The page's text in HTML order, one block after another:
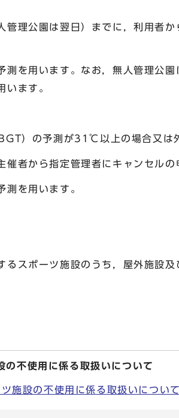
理公園は翌日）までに，利用者か
を用います。なお，無人管理公園
います。
）の予測が31℃以上の場合又は
者から指定管理者にキャンセルの
を用います。
スポーツ施設のうち，屋外施設及
の不使用に係る取扱いについて
ツ施設の不使用に係る取扱いにつ